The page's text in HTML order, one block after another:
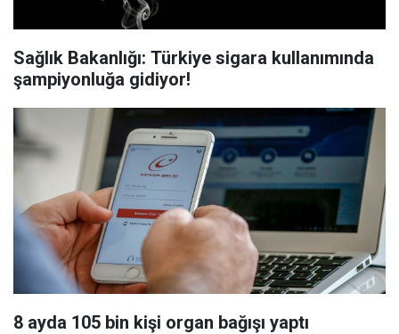
Sağlık Bakanlığı: Türkiye sigara kullanımında
şampiyonluğa gidiyor!
8 ayda 105 bin kişi organ bağışı yaptı